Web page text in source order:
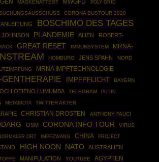
MASKENATTEST MWGFD POLY GRID
CORONA BUSTOUR 2020
BOSCHIMO DES TAGES
JOHNSON PLANDEMIE ALIEN
ROBERT-
GREAT RESET IMMUNSYSTEM
MRNA-
HOMBURG JENS SPAHN
NORD
MRNA IMPFTECHNOLOGIE
GENTHERAPIE IMPFPFLICHT BAYERN
OTIENO LUMUMBA TELEGRAM PUTIN
METABIOTA
TWITTER AKTEN
CHRISTIAN DROSTEN ANTHONY FAUCI
OSM CORONA INFO TOUR VIRUS
ORT IMPFZWANG CHINA
PROJECT
HIGH NOON NATO AUSTRALIEN
MANIPULATION YOUTUBE ÄGYPTEN